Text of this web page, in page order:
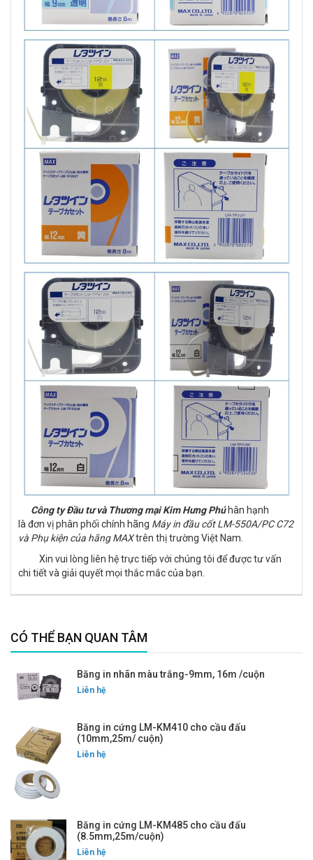
Công ty Đầu tư và Thươngmại Kim Hưng Phúhân hạnh
là đơn vị phân phối chính hãng Máy in đầu cốt LM-550A/PC C72
và Phụ kiện của hãng MAXtrên thị trường Việt Nam.
Xin vui lòng liên hệ trực tiếp với chúng tôi để được tư vấn
chi tiết và giải quyết mọi thắc mắc của bạn.
CÓ THỂ BẠN QUAN TÂM
Băng in nhãn màu trắng-9mm, 16m /cuộn
Liên hệ
Băng in cứng LM-KM410 cho cầu đấu
(10mm,25m/ cuộn)
Liên hệ
Băng in cứng LM-KM485 cho cầu đấu
(8.5mm,25m/cuộn)
Liên hệ